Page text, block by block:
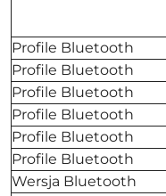
Profile Bluetooth
Profile Bluetooth
Profile Bluetooth
Profile Bluetooth
Profile Bluetooth
Profile Bluetooth
Wersja Bluetooth